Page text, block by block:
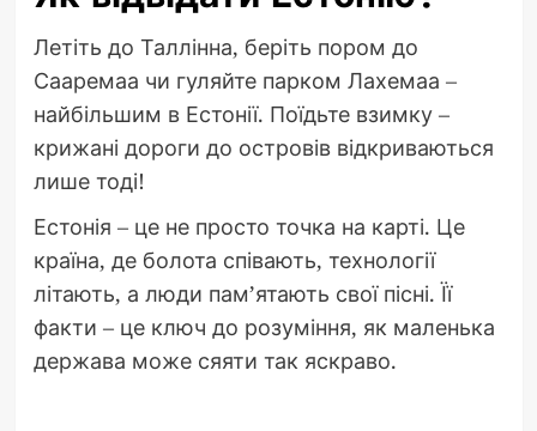
Летіть до Таллінна, беріть пором до
Сааремаа чи гуляйте парком Лахемаа –
найбільшим в Естонії. Поїдьте взимку –
крижані дороги до островів відкриваються
лише тоді!
Естонія – це не просто точка на карті. Це
країна, де болота співають, технології
літають, а люди пам’ятають свої пісні. Її
факти – це ключ до розуміння, як маленька
держава може сяяти так яскраво.